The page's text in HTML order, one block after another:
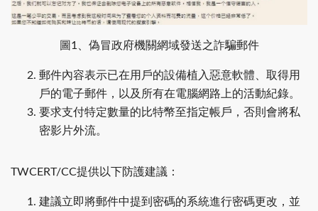
圖1、偽冒政府機關網域發送之詐騙郵件
郵件內容表示已在用戶的設備植入惡意軟體、取得用
戶的電子郵件，以及所有在電腦網路上的活動紀錄。
要求支付特定數量的比特幣至指定帳戶，否則會將私
密影片外流。
TWCERT/CC提供以下防護建議：
建議立即將郵件中提到密碼的系統進行密碼更改，並